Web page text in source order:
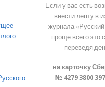
Если у вас есть
внести лепту в
журнала
проще всего это
переведя
на карточку
№ 4279 3800